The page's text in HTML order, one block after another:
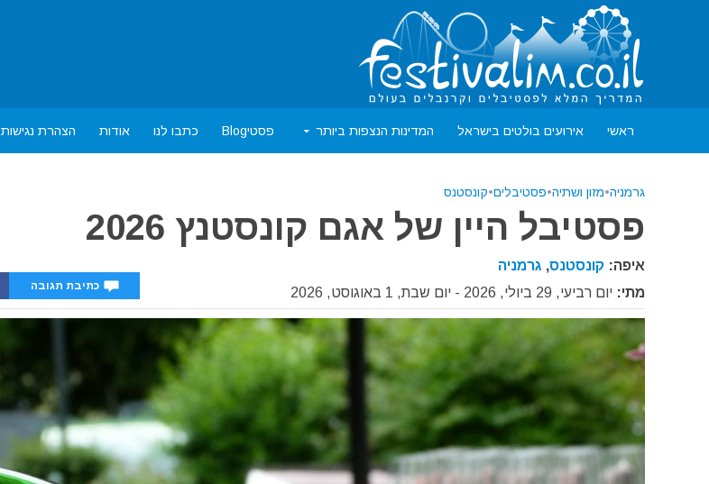
ראשי אירועים בולטים בישראל המדינות הנצפות ביותר פסטיBlog כתבו לנו אודות הצהרת נגישות
גרמניה•מזון ושתיה•פסטיבלים•קונסטנס
פסטיבל היין של אגם קונסטנץ 2026
איפה: קונסטנס, גרמניה
מתי: יום רביעי, 29 ביולי, 2026 - יום שבת, 1 באוגוסט, 2026 כתיבת תגובה